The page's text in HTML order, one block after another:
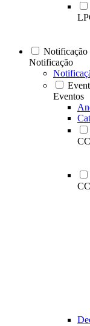
Notificação
Notificação
Eventos